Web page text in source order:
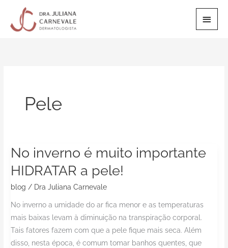
Pele
No inverno é muito importante
HIDRATAR a pele!
blog / Dra Juliana Carnevale
No inverno a umidade do ar fica menor e as temperaturas
mais baixas levam à diminuição na transpiração corporal.
Tais fatores fazem com que a pele fique mais seca. Além
disso, nesta época, é comum tomar banhos quentes, que
No
é
muito
importante
HIDRATAR
a
pele!